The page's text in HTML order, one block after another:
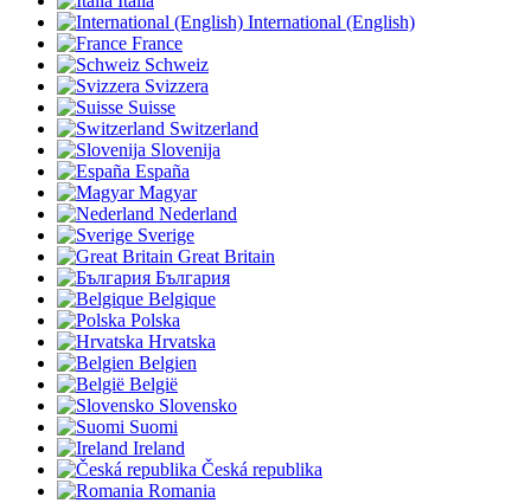
International (English)
France
Schweiz
Svizzera
Suisse
Switzerland
Slovenija
España
Magyar
Nederland
Sverige
Great Britain
България
Belgique
Polska
Hrvatska
Belgien
België
Slovensko
Suomi
Ireland
Česká republika
Romania